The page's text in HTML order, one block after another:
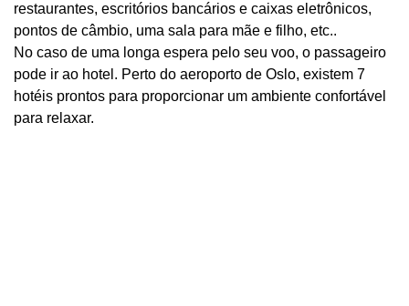
restaurantes, escritórios bancários e caixas eletrônicos,
pontos de câmbio, uma sala para mãe e filho, etc..
No caso de uma longa espera pelo seu voo, o passageiro
pode ir ao hotel. Perto do aeroporto de Oslo, existem 7
hotéis prontos para proporcionar um ambiente confortável
para relaxar.